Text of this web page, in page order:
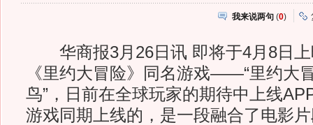
我来说两句 (0)
华商报3月26日讯 即将于4月8日上
《里约大冒险》同名游戏——“里约大
鸟”，日前在全球玩家的期待中上线
游戏同期上线的，是一段融合了电影